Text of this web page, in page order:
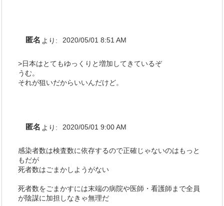
匿名 より: 2020/05/01 8:51 AM
>日本はとてもゆっくりと増加してきているぞ
うむ。
それが狙いだからいいんだけど。
匿名 より: 2020/05/01 9:00 AM
感染者数は検査数に依存するので正確じゃないのはもっと
もだが
死者数はごまかしようがない
死者数をごまかすには末端の病院や医師・看護師まで全員
が陰謀に加担しなきゃ無理だ